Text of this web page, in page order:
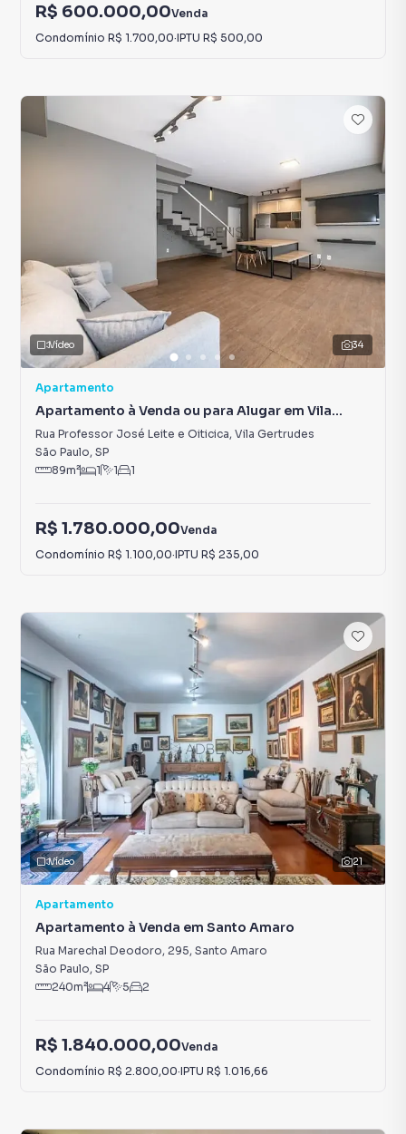
R$ 600.000,00Venda
Condomínio R$ 1.700,00·IPTU R$ 500,00
34
Vídeo
Apartamento
Apartamento à Venda ou para Alugar em Vila
Gertrudes
Rua Professor José Leite e Oiticica, Vila Gertrudes
São Paulo, SP
89m² 1 1 1
R$ 1.780.000,00Venda
Condomínio R$ 1.100,00·IPTU R$ 235,00
21
Vídeo
Apartamento
Apartamento à Venda em Santo Amaro
Rua Marechal Deodoro, 295, Santo Amaro
São Paulo, SP
240m² 4 5 2
R$ 1.840.000,00Venda
Condomínio R$ 2.800,00·IPTU R$ 1.016,66